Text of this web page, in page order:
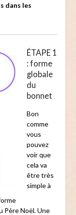
dans les
ÉTAPE 1
: forme
globale
du
bonnet
Bon
comme
vous
pouvez
voir que
cela va
être très
simple à
Père Noël. Une